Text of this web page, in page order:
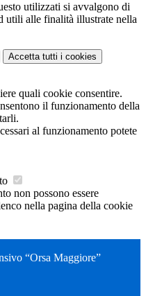
utilizzati si avvalgono di
utili alle finalità illustrate nella
Accetta tutti i cookies
quali cookie consentire.
il funzionamento della
al funzionamento potete
non possono essere
nella pagina della cookie
“Orsa Maggiore”